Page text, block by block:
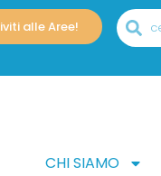
alle Aree!
CHI SIAMO